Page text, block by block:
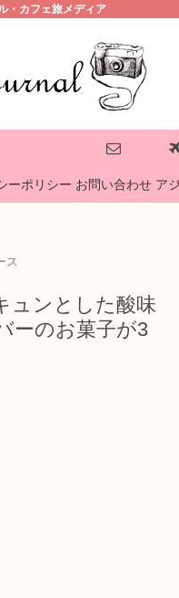
・カフェ旅メディア
ーポリシー お問い合わせ ア
ス
ュンとした酸味
ーのお菓子が3